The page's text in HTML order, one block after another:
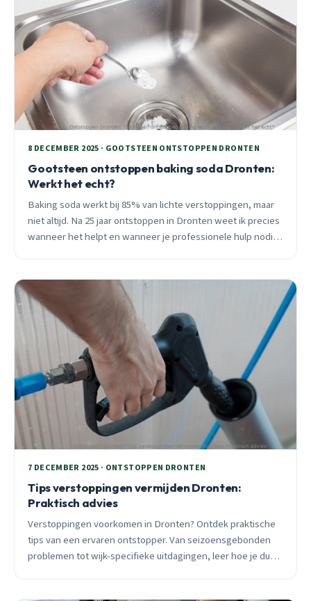
8 DECEMBER 2025 · GOOTSTEEN ONTSTOPPEN DRONTEN
Gootsteen ontstoppen baking soda Dronten:
Werkt het echt?
Baking soda werkt bij 85% van lichte verstoppingen, maar
niet altijd. Na 25 jaar ontstoppen in Dronten weet ik precies
wanneer het helpt en wanneer je professionele hulp nodig
7 DECEMBER 2025 · ONTSTOPPEN DRONTEN
Tips verstoppingen vermijden Dronten:
Praktisch advies
Verstoppingen voorkomen in Dronten? Ontdek praktische
tips van een ervaren ontstopper. Van seizoensgebonden
problemen tot wijk-specifieke uitdagingen, leer hoe je dure